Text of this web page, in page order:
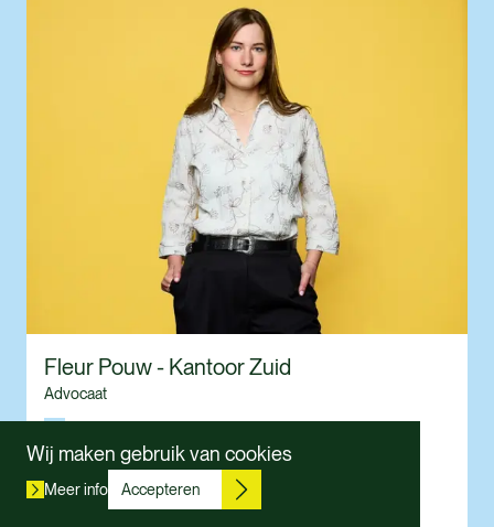
Fleur Pouw - Kantoor Zuid
Advocaat
010 465 09 66
Stuur een e-mail
Wij maken gebruik van cookies
Meer info Accepteren